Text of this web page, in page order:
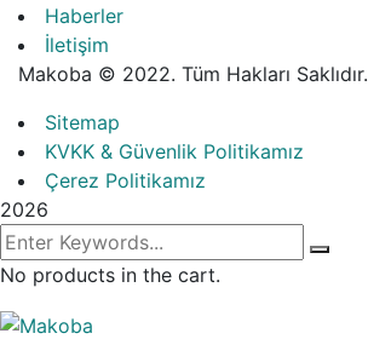
Haberler
İletişim
Makoba © 2022. Tüm Hakları Saklıdır.
Sitemap
KVKK & Güvenlik Politikamız
Çerez Politikamız
2026
No products in the cart.